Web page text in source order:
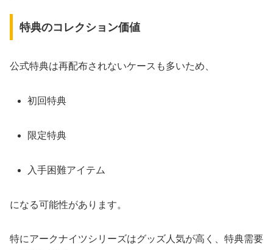
特典のコレクション価値
公式特典は再配布されないケースも多いため、
初回特典
限定特典
入手困難アイテム
になる可能性があります。
特にアークナイツシリーズはグッズ人気が高く、特典需要